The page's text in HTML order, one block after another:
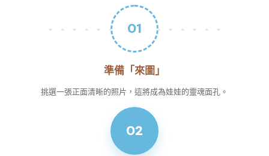
01
準備「來圖」
挑選一張正面清晰的照片，這將成為娃娃的靈魂面孔。
02